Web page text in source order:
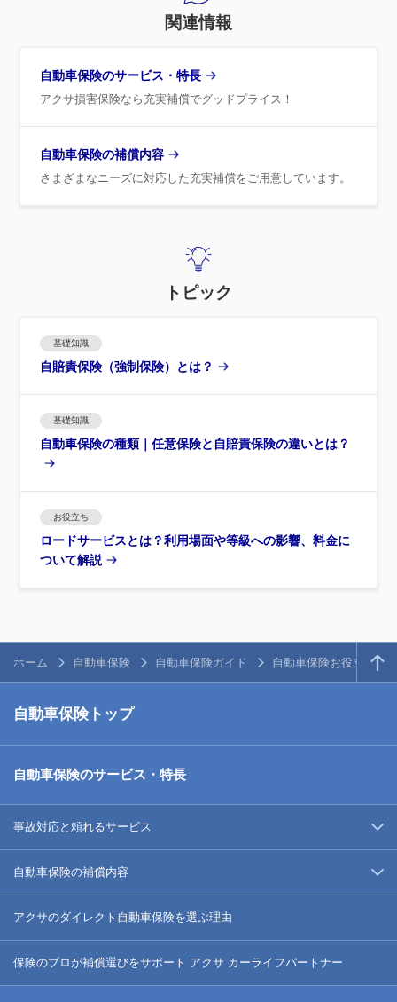
関連情報
自動車保険のサービス・特長
アクサ損害保険なら充実補償でグッドプライス！
自動車保険の補償内容
さまざまなニーズに対応した充実補償をご用意しています。
トピック
基礎知識
自賠責保険（強制保険）とは？
基礎知識
自動車保険の種類｜任意保険と自賠責保険の違いとは？
お役立ち
ロードサービスとは？利用場面や等級への影響、料金に
ついて解説
ホーム 自動車保険 自動車保険ガイド 自動車保険お役立ち情
自動車保険トップ
自動車保険のサービス・特長
事故対応と頼れるサービス
自動車保険の補償内容
アクサのダイレクト自動車保険を選ぶ理由
保険のプロが補償選びをサポート アクサ カーライフパートナー